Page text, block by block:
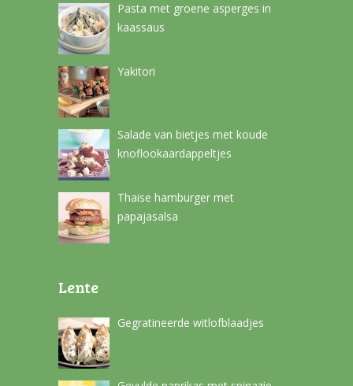
Pasta met groene asperges in
kaassaus
Yakitori
Salade van bietjes met koude
knoflookaardappeltjes
Thaise hamburger met
papajasalsa
Lente
Gegratineerde witlofblaadjes